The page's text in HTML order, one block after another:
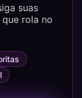
suas
rola no